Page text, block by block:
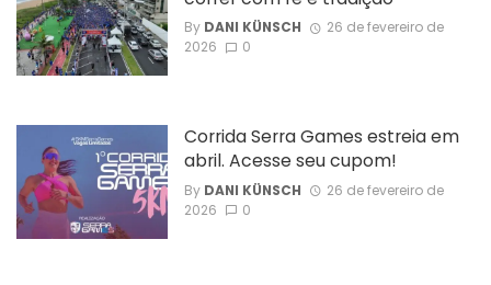
By DANI KÜNSCH
26 de fevereiro de
2026
0
Corrida Serra Games estreia em
abril. Acesse seu cupom!
By DANI KÜNSCH
26 de fevereiro de
2026
0